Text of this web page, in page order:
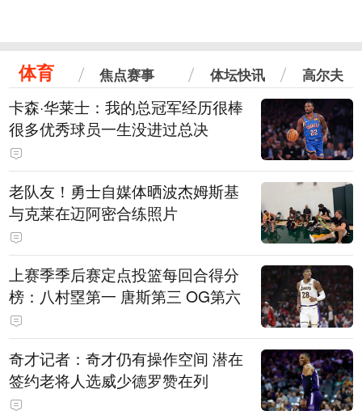
体育 焦点赛事 体坛快讯 高尔夫
卡森·华莱士：我的总冠军经历很棒
很多优秀球员一生没进过总决
老队友！勇士自媒体晒波杰姆斯基
与克莱在迈阿密合练照片
上赛季季后赛定点投篮每回合得分
榜：八村塁第一 唐斯第三 OG第六
奇才记者：奇才仍有操作空间 潜在
签约老将人选威少德罗赞在列